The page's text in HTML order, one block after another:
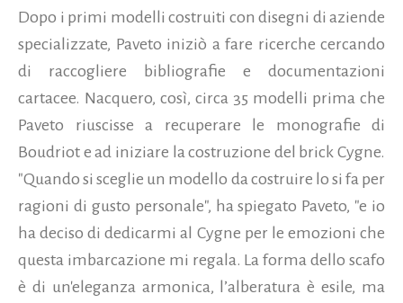
Dopo i primi modelli costruiti con disegni di aziende
specializzate, Paveto iniziò a fare ricerche cercando
di raccogliere bibliografie e documentazioni
cartacee. Nacquero, così, circa 35 modelli prima che
Paveto riuscisse a recuperare le monografie di
Boudriot e ad iniziare la costruzione del brick Cygne.
"Quando si sceglie un modello da costruire lo si fa per
ragioni di gusto personale", ha spiegato Paveto, "e io
ha deciso di dedicarmi al Cygne per le emozioni che
questa imbarcazione mi regala. La forma dello scafo
è di un'eleganza armonica, l’alberatura è esile, ma